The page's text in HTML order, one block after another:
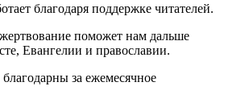
благодаря поддержке читателей.
поможет нам дальше
Евангелии и православии.
за ежемесячное